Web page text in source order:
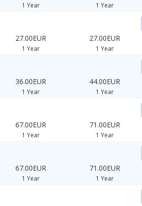
1 Year 1 Year
27.00EUR
1 Year
27.00EUR
1 Year
36.00EUR
1 Year
44.00EUR
1 Year
67.00EUR
1 Year
71.00EUR
1 Year
67.00EUR
1 Year
71.00EUR
1 Year